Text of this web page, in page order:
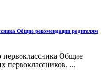
Общие рекомендации родителям
первоклассника Общие
первоклассников. ...